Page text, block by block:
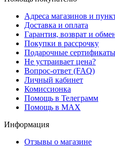
Адреса магазинов и
Доставка и оплата
Гарантия, возврат и
Покупки в рассрочку
Подарочные сертификаты
Не устраивает цена?
Вопрос-ответ (FAQ)
Личный кабинет
Комиссионка
Помощь в Телеграмм
Помощь в MAX
Информация
Отзывы о магазине